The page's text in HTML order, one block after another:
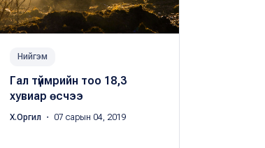
Нийгэм
Гал түймрийн тоо 18,3
хувиар өсчээ
Х.Оргил ・ 07 сарын 04, 2019